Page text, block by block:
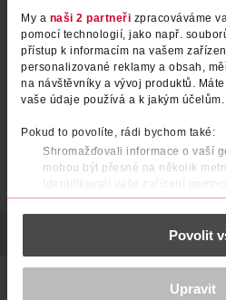
My a naši 2 partneři zpracováváme
pomocí technologií, jako např.
přístup k informacím na vašem
personalizované reklamy a obsah,
na návštěvníky a vývoj produktů.
vaše údaje používá a k jakým účelům.
Pokud to povolíte, rádi bychom také:
Shromažďovali informace o vaší
mohou být přesné na několik
Identifikovali vaše zařízení
konkrétní charakteristiky (otisk
Zjistěte více o tom, jak
části s podrobnostmi .
K provozu stránek, personalizaci
médií, analýze návštěvnosti, které
Povolit
Upravit
hovězí s čerstvými játry
175 g
39.90 Kč
DO KOŠÍKU
HMOTNOST
Winston Feine